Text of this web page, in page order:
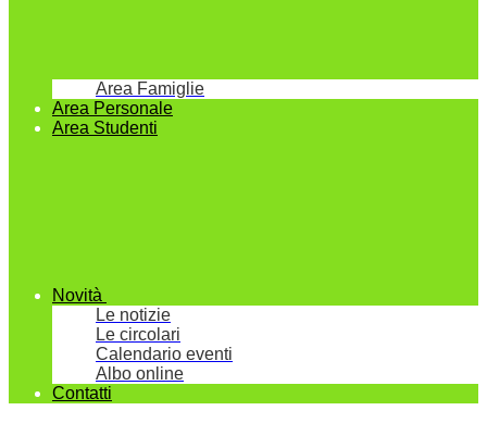
Area Famiglie
Area Personale
Area Studenti
Novità
Le notizie
Le circolari
Calendario eventi
Albo online
Contatti